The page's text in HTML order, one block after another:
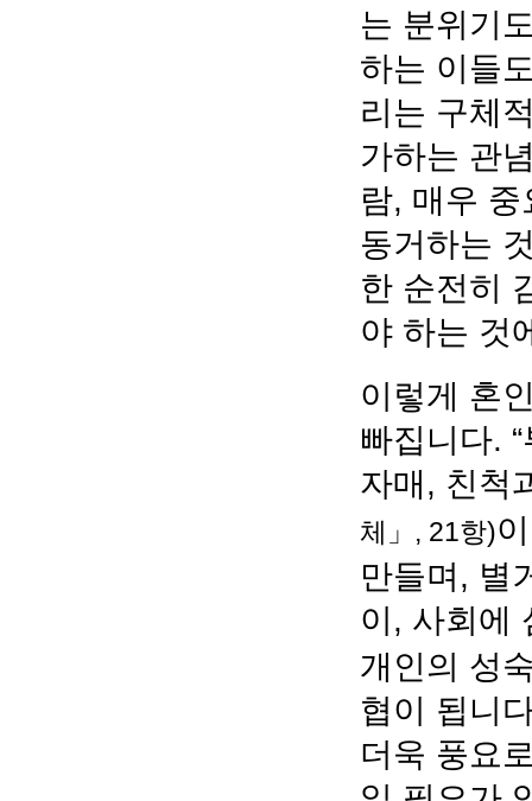
는 분위기
하는 이들
리는 구체
가하는 관
람, 매우
동거하는
한 순전히
야 하는 것
이렇게 혼
빠집니다.
자매, 친척
체」, 21항)
만들며, 별
이, 사회에
개인의 성
협이 됩니
더욱 풍요